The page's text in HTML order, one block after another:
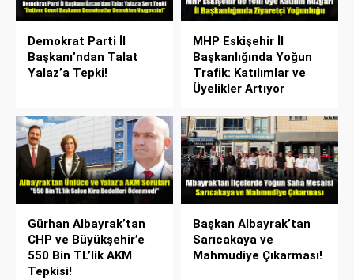
Demokrat Parti İl
Başkanı’ndan Talat
Yalaz’a Tepki!
MHP Eskişehir İl
Başkanlığında Yoğun
Trafik: Katılımlar ve
Üyelikler Artıyor
Gürhan Albayrak’tan
CHP ve Büyükşehir’e
550 Bin TL’lik AKM
Tepkisi!
Başkan Albayrak’tan
Sarıcakaya ve
Mahmudiye Çıkarması!